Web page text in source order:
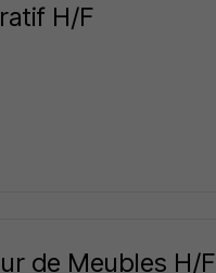
H/F
de Meubles H/F